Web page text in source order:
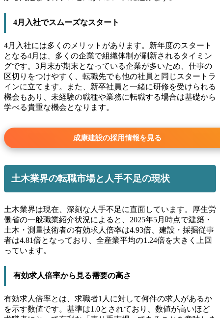
4月入社でスムーズなスタート
4月入社には多くのメリットがあります。新年度のスタート
となる4月は、多くの企業で組織体制が刷新されるタイミン
グです。3月末が期末となっている企業が多いため、仕事の
区切りをつけやすく、転職先でも他の社員と同じスタートラ
インに立てます。また、新卒社員と一緒に研修を受けられる
機会もあり、未経験の職種や業務に転職する場合は基礎から
学べる貴重な機会となります。
成康建設の採用情報を見る
土木業界の転職市場と人手不足の現状
土木業界は現在、深刻な人手不足に直面しています。厚生労
働省の一般職業紹介状況によると、2025年5月時点で建築・
土木・測量技術者の有効求人倍率は4.93倍、建設・採掘従事
者は4.81倍となっており、全産業平均の1.24倍を大きく上回
っています。
有効求人倍率から見る需要の高さ
有効求人倍率とは、求職者1人に対して何件の求人があるか
を示す数値です。基準は1.0とされており、数値が高いほど